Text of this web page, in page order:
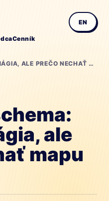
Cenník
EN
JSON-LD SCHEMA: NIE JE TO MÁGIA, ALE PREČO NECHAŤ MAPU DOMA?
ale
mapu